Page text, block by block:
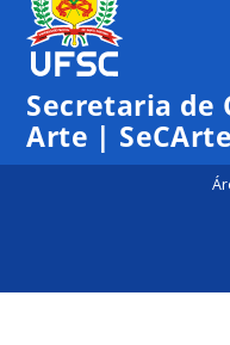
Secretaria de
Arte | SeCArte
0:00
1:00